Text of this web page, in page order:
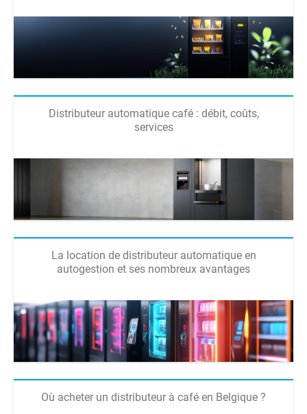
Distributeur automatique café : débit, coûts,
services
La location de distributeur automatique en
autogestion et ses nombreux avantages
Où acheter un distributeur à café en Belgique ?